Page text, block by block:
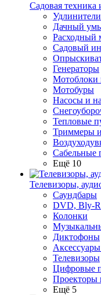
Садовая техника
Дачный
Расходный
Садовый
Генераторы
Мотоблоки
Мотобуры
Насосы и
Тепловые
Триммеры и
Сабельные
Ещё 10
Телевизоры,
Саундбары
DVD, Bly-
Колонки
Диктофоны
Телевизоры
Цифровые
Проекторы
Ещё 5